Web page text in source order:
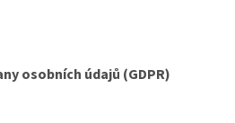
osobních údajů (GDPR)